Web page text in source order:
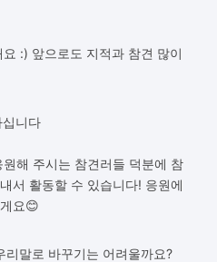
:) 앞으로도 지적과 참견 많이
니다
해 주시는 참견러들 덕분에 참
서 활동할 수 있습니다! 응원에
요😊
리말로 바꾸기는 어려울까요?